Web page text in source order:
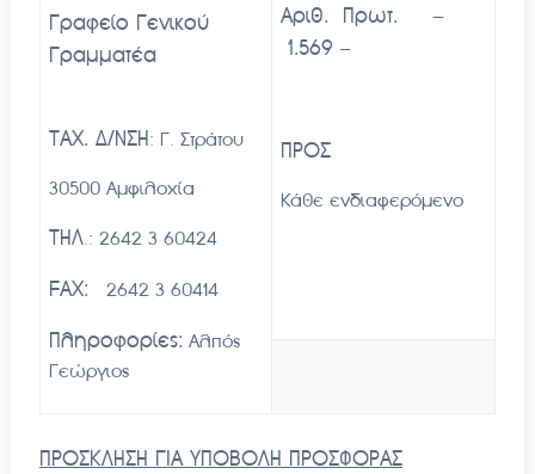
Γραφείο Γενικού
Γραμματέα
ΤΑΧ. Δ/ΝΣΗ: Γ. Στράτου
30500 Αμφιλοχία
ΤΗΛ.: 2642 3 60424
FAX: 2642 3 60414
Πληροφορίες: Αλπός
Γεώργιος
Αριθ. Πρωτ. –
1.569 –
ΠΡΟΣ
Κάθε ενδιαφερόμενο
ΠΡΟΣΚΛΗΣΗ ΓΙΑ ΥΠΟΒΟΛΗ ΠΡΟΣΦΟΡΑΣ